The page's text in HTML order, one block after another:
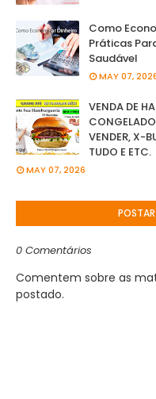
Como
Práticas
Saudável
MAY 07,
VENDA DE
VENDER, X-
TUDO E ETC.
MAY 07, 2026
0 Comentários
Comentem sobre as
postado.